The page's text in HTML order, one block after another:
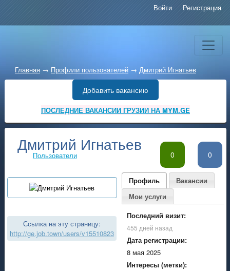
Войти Регистрация
Главная → Профили пользователей→ Дмитрий Игнатьев
Добавить вакансию
ПОСЛЕДНИЕ ВАКАНСИИ ГРУЗИИ НА MYM.GE
0 0
Пользователи
Дмитрий Игнатьев
Ссылка на эту страницу:
http://ge.job.town/users/v15510823
Профиль
Вакансии
Мои услуги
Последний визит:
455 дней назад
Дата регистрации:
8 мая 2025
Интересы (метки):